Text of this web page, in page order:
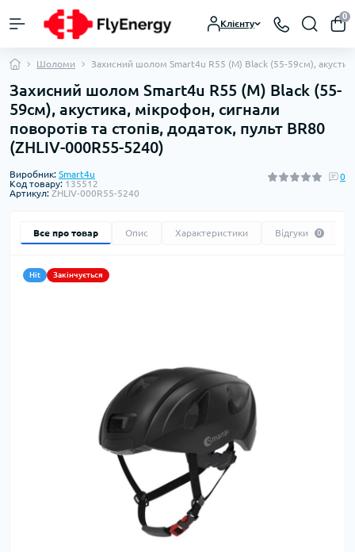
Клієнту
0
Шоломи Захисний шолом Smart4u R55 (M) Black (55-59см),
Захисний шолом Smart4u R55 (M) Black (55-
59см), акустика, мікрофон, сигнали
поворотів та стопів, додаток, пульт BR80
(ZHLIV-000R55-5240)
Виробник: Smart4u
Код товару: 135512
Артикул: ZHLIV-000R55-5240
0
Все про товар Опис Характеристики Відгуки 0
Hit Закінчується